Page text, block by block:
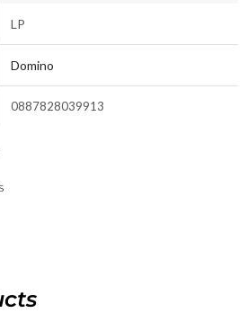
LP
Domino
0887828039913